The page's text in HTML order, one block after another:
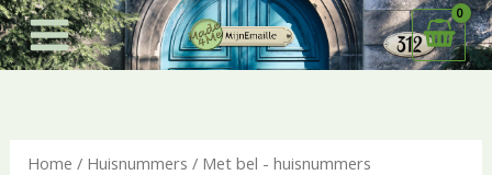
Ga
naar
de
Home / Huisnummers / Met bel - huisnummers